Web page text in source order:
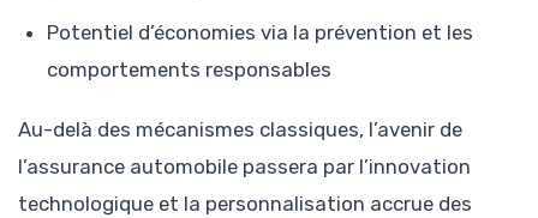
Potentiel d’économies via la prévention et les
comportements responsables
Au-delà des mécanismes classiques, l’avenir de
l’assurance automobile passera par l’innovation
technologique et la personnalisation accrue des